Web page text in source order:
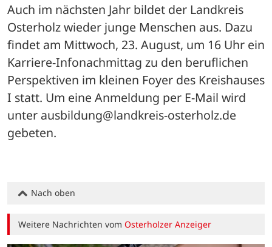
Auch im nächsten Jahr bildet der Landkreis
Osterholz wieder junge Menschen aus. Dazu
findet am Mittwoch, 23. August, um 16 Uhr ein
Karriere-Infonachmittag zu den beruflichen
Perspektiven im kleinen Foyer des Kreishauses
I statt. Um eine Anmeldung per E-Mail wird
unter ausbildung@landkreis-osterholz.de
gebeten.
Nach oben
Weitere Nachrichten vomOsterholzer Anzeiger